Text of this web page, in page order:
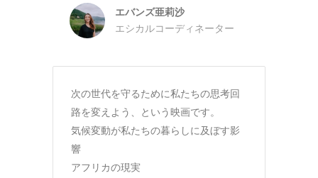
エバンズ亜莉沙
エシカルコーディネーター
次の世代を守るために私たちの思考回
路を変えよう、という映画です。
気候変動が私たちの暮らしに及ぼす影
響
アフリカの現実